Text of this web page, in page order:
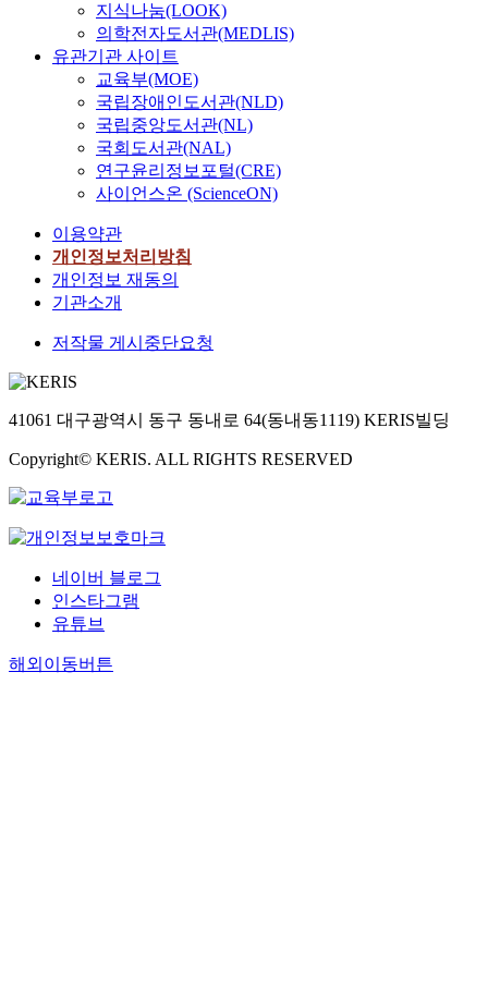
지식나눔(LOOK)
의학전자도서관(MEDLIS)
유관기관 사이트
교육부(MOE)
국립장애인도서관(NLD)
국립중앙도서관(NL)
국회도서관(NAL)
연구윤리정보포털(CRE)
사이언스온 (ScienceON)
이용약관
개인정보처리방침
개인정보 재동의
기관소개
저작물 게시중단요청
41061 대구광역시 동구 동내로 64(동내동1119) KERIS빌딩
Copyright© KERIS. ALL RIGHTS RESERVED
네이버 블로그
인스타그램
유튜브
해외이동버튼